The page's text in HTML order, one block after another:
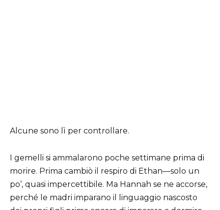
Alcune sono lì per controllare.
I gemelli si ammalarono poche settimane prima di
morire. Prima cambiò il respiro di Ethan—solo un
po’, quasi impercettibile. Ma Hannah se ne accorse,
perché le madri imparano il linguaggio nascosto